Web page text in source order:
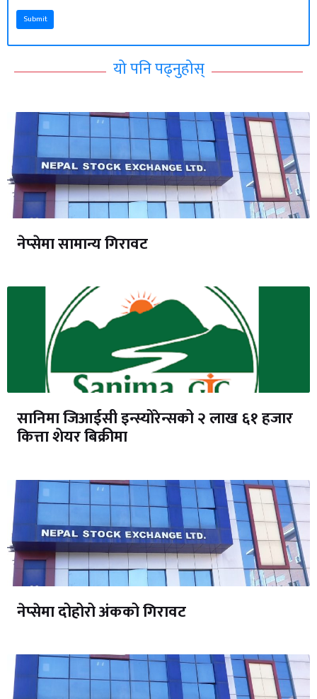
Submit
यो पनि पढ्नुहोस्
नेप्सेमा सामान्य गिरावट
सानिमा जिआईसी इन्स्योरेन्सको २ लाख ६१ हजार
कित्ता शेयर बिक्रीमा
नेप्सेमा दोहोरो अंकको गिरावट